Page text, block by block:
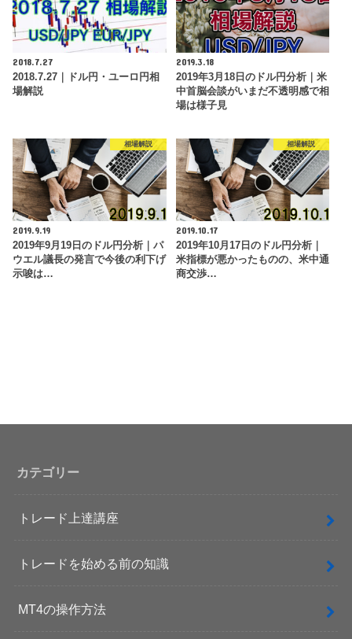
2018.7.27
2018.7.27｜ドル円・ユーロ円相
場解説
2019.3.18
2019年3月18日のドル円分析｜米
中首脳会談がいまだ不透明感で相
場は様子見
相場解説
2019.9.19
2019年9月19日のドル円分析｜パ
ウエル議長の発言で今後の利下げ
示唆は…
相場解説
2019.10.17
2019年10月17日のドル円分析｜
米指標が悪かったものの、米中通
商交渉…
カテゴリー
トレード上達講座
トレードを始める前の知識
MT4の操作方法